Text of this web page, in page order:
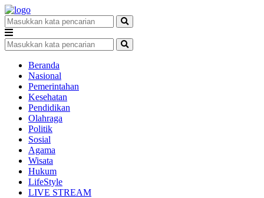
Beranda
Nasional
Pemerintahan
Kesehatan
Pendidikan
Olahraga
Politik
Sosial
Agama
Wisata
Hukum
LifeStyle
LIVE STREAM